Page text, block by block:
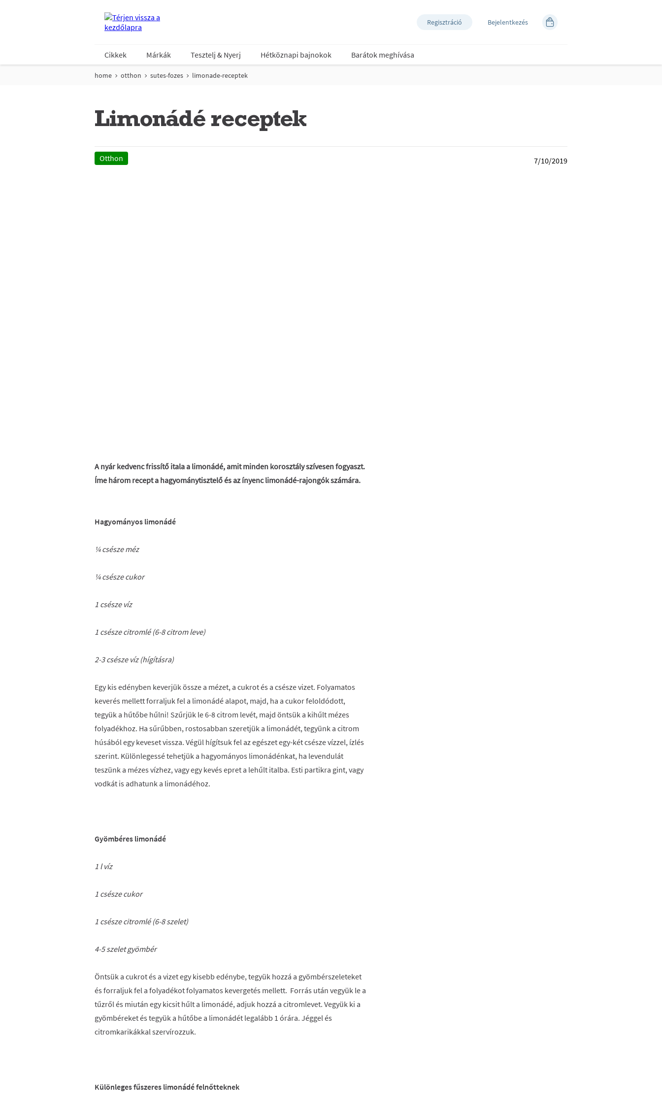
Regisztráció Bejelentkezés
Cikkek Márkák Tesztelj & Nyerj Hétköznapi bajnokok Barátok meghívása
home otthon sutes-fozes limonade-receptek
Limonádé receptek
Otthon 7/10/2019
A nyár kedvenc frissítő itala a limonádé, amit minden korosztály szívesen fogyaszt.
Íme három recept a hagyománytisztelő és az ínyenc limonádé-rajongók számára.
Hagyományos limonádé
¼ csésze méz
¼ csésze cukor
1 csésze víz
1 csésze citromlé (6-8 citrom leve)
2-3 csésze víz (hígításra)
Egy kis edényben keverjük össze a mézet, a cukrot és a csésze vizet. Folyamatos
keverés mellett forraljuk fel a limonádé alapot, majd, ha a cukor feloldódott,
tegyük a hűtőbe hűlni! Szűrjük le 6-8 citrom levét, majd öntsük a kihűlt mézes
folyadékhoz. Ha sűrűbben, rostosabban szeretjük a limonádét, tegyünk a citrom
húsából egy keveset vissza. Végül hígítsuk fel az egészet egy-két csésze vízzel, ízlés
szerint. Különlegessé tehetjük a hagyományos limonádénkat, ha levendulát
teszünk a mézes vízhez, vagy egy kevés epret a lehűlt italba. Esti partikra gint, vagy
vodkát is adhatunk a limonádéhoz.
Gyömbéres limonádé
1 l víz
1 csésze cukor
1 csésze citromlé (6-8 szelet)
4-5 szelet gyömbér
Öntsük a cukrot és a vizet egy kisebb edénybe, tegyük hozzá a gyömbérszeleteket
és forraljuk fel a folyadékot folyamatos kevergetés mellett. Forrás után vegyük le a
tűzről és miután egy kicsit hűlt a limonádé, adjuk hozzá a citromlevet. Vegyük ki a
gyömbéreket és tegyük a hűtőbe a limonádét legalább 1 órára. Jéggel és
citromkarikákkal szervírozzuk.
Különleges fűszeres limonádé felnőtteknek